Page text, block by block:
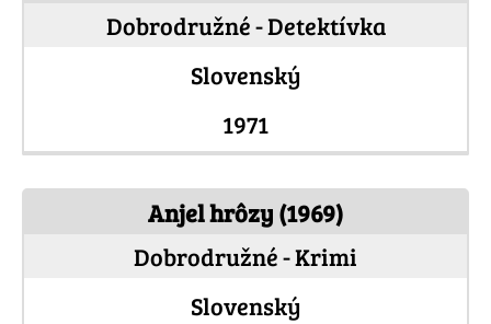
Dobrodružné - Detektívka
Slovenský
1971
Anjel hrôzy (1969)
Dobrodružné - Krimi
Slovenský